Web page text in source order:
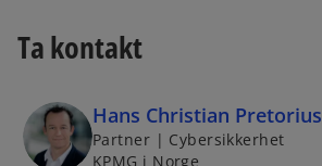
Ta kontakt
Hans Christian Pretorius
Partner | Cybersikkerhet
KPMG i Norge